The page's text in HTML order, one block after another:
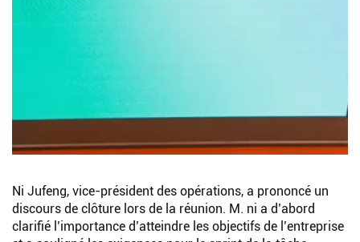
Ni Jufeng, vice-président des opérations, a prononcé un
discours de clôture lors de la réunion. M. ni a d’abord
clarifié l’importance d’atteindre les objectifs de l’entreprise